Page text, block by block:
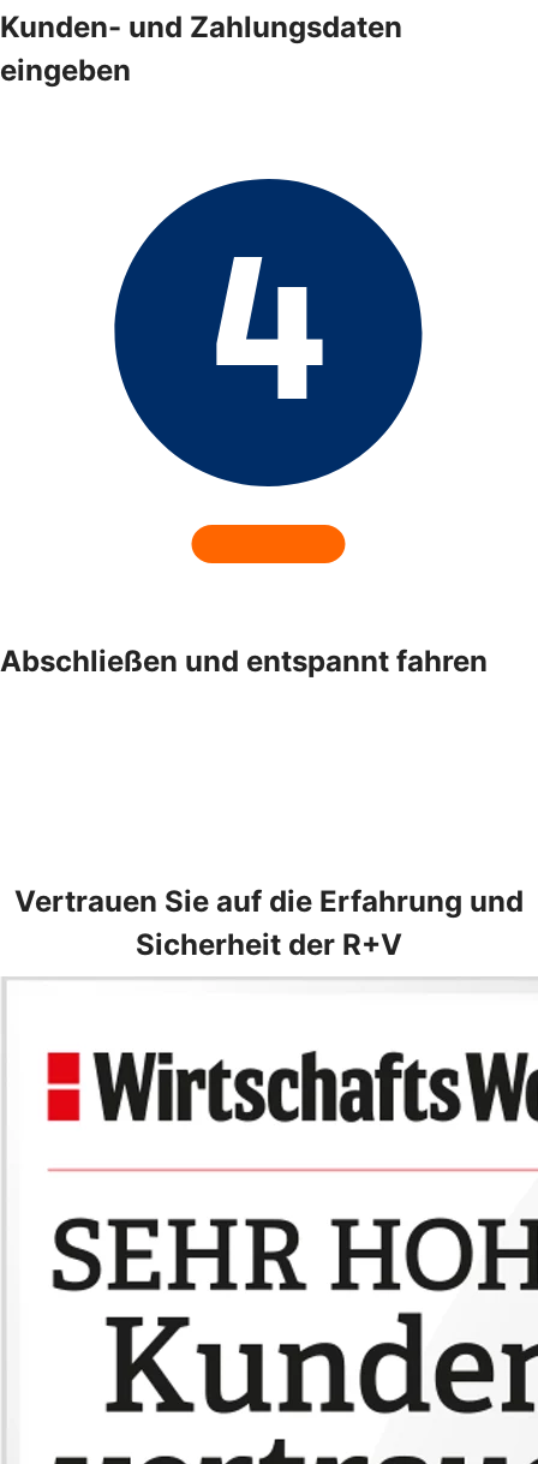
Kunden- und Zahlungsdaten
eingeben
Abschließen und entspannt fahren
Vertrauen Sie auf die Erfahrung und
Sicherheit der R+V